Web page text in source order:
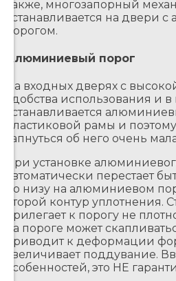
Также, многозапорный
устанавливается на двери
порогом.
Алюминиевый порог
На входных дверях с
удобства использования и
устанавливается
пластиковой рамы и
запнуться об него очень
При установке
автоматически перестает
по низу на алюминиевом
второй контур уплотнения.
прилегает к порогу не
на пороге может
приводит к деформации
увеличивает поддувание.
особенностей, это НЕ